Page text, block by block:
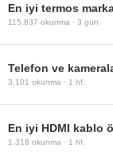
En iyi termos
115.837 okunma · 3 gün
Telefon ve
3.101 okunma · 1 hf.
En iyi HDMI kablo
1.318 okunma · 1 hf.